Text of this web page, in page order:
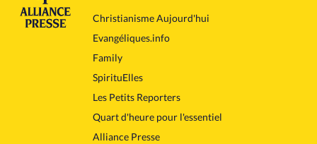
Christianisme Aujourd'hui
Evangéliques.info
Family
SpirituElles
Les Petits Reporters
Quart d'heure pour l'essentiel
Alliance Presse